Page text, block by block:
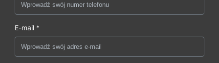
E-mail *